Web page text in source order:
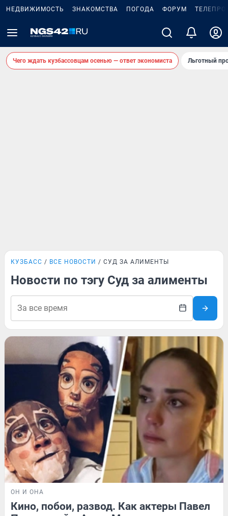
НЕДВИЖИМОСТЬ ЗНАКОМСТВА ПОГОДА ФОРУМ
Чего ждать кузбассовцам осенью — ответ экономиста Льготный
КУЗБАСС ВСЕ НОВОСТИ СУД ЗА АЛИМЕНТЫ
Новости по тэгу Суд за алименты
ОН И ОНА
Кино, побои, развод. Как актеры Павел